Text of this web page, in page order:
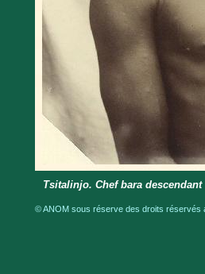
Tsitalinjo. Chef bara
© ANOM sous réserve des droits réservés